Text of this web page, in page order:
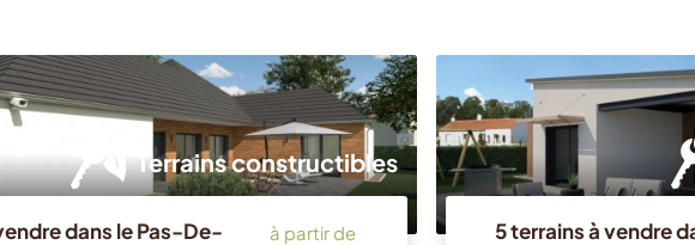
Terrains constructibles
dans le Pas-De-
à partir de
5 terrains à vendre